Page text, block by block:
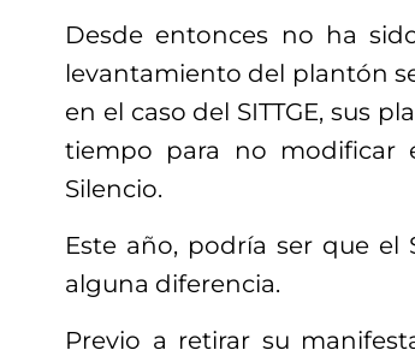
Desde entonces no ha
levantamiento del plantón
en el caso del SITTGE, sus
tiempo para no modificar
Silencio.
Este año, podría ser que el
alguna diferencia.
Previo a retirar su